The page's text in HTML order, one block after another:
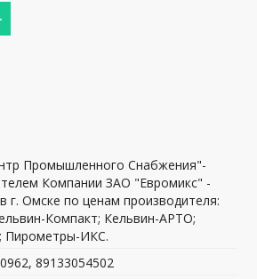
Промышленного Снабжения"-
Компании ЗАО "Евромикс" -
г. Омске по ценам производителя:
Компакт; Кельвин-АРТО;
Пирометры-ИКС.
89133054502